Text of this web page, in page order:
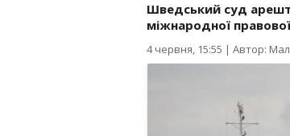
Шведський суд
міжнародної
4 червня, 15:55 | Автор: